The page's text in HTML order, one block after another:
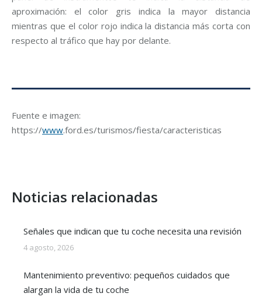
aproximación: el color gris indica la mayor distancia
mientras que el color rojo indica la distancia más corta con
respecto al tráfico que hay por delante.
Fuente e imagen:
https://www.ford.es/turismos/fiesta/caracteristicas
Noticias relacionadas
Señales que indican que tu coche necesita una revisión
4 agosto, 2026
Mantenimiento preventivo: pequeños cuidados que
alargan la vida de tu coche